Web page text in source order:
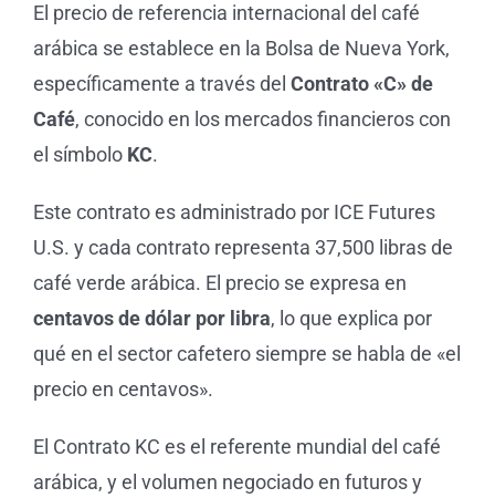
El precio de referencia internacional del café
arábica se establece en la Bolsa de Nueva York,
específicamente a través del Contrato «C» de
Café, conocido en los mercados financieros con
el símbolo KC.
Este contrato es administrado por ICE Futures
U.S. y cada contrato representa 37,500 libras de
café verde arábica. El precio se expresa en
centavos de dólar por libra, lo que explica por
qué en el sector cafetero siempre se habla de «el
precio en centavos».
El Contrato KC es el referente mundial del café
arábica, y el volumen negociado en futuros y